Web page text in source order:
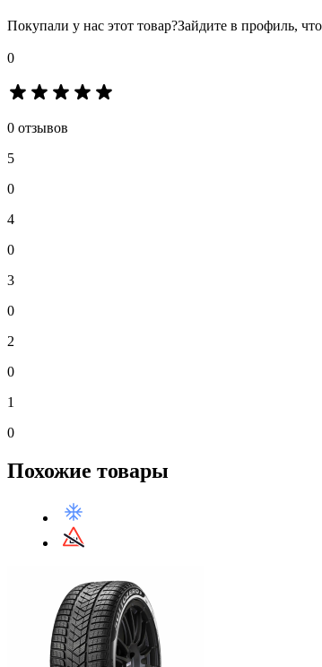
Покупали у нас этот товар?Зайдите в профиль,
0
0 отзывов
5
0
4
0
3
0
2
0
1
0
Похожие товары